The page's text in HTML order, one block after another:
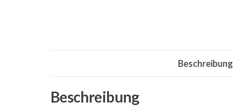
Beschreibung
Beschreibung